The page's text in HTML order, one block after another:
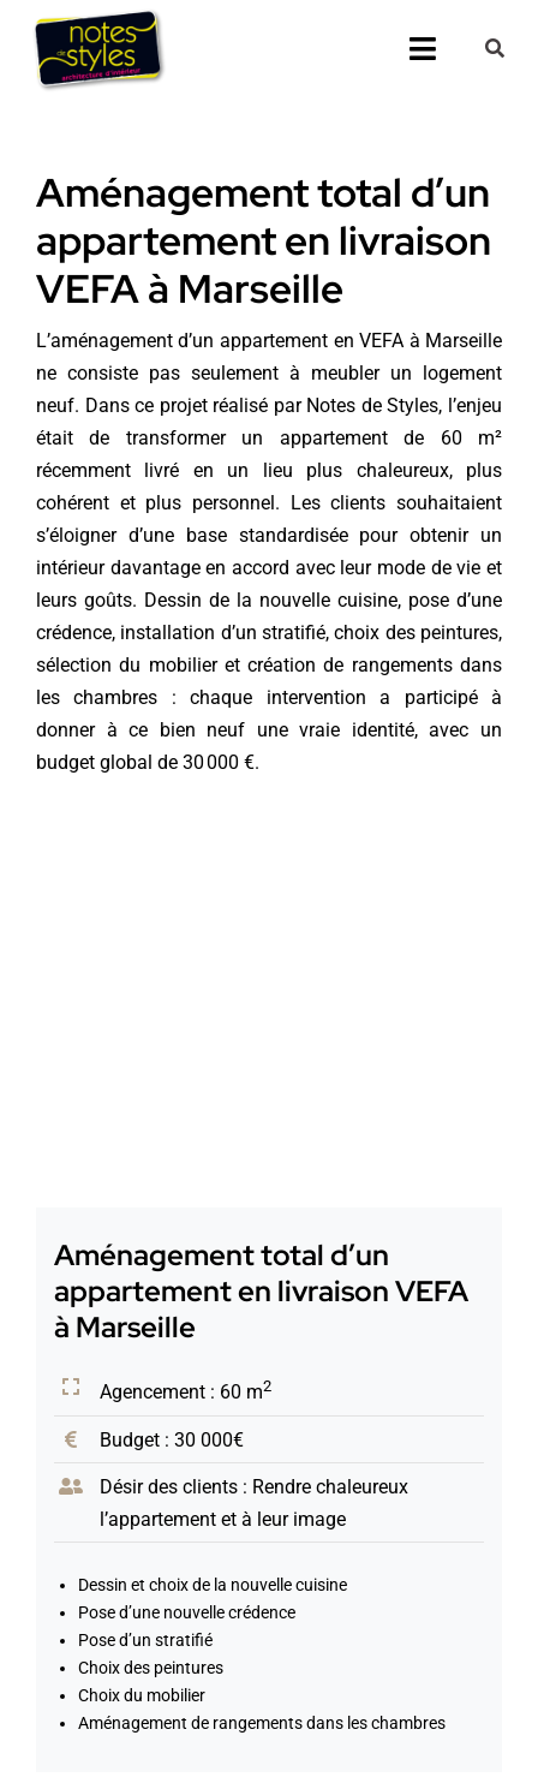
Passer
contenu
Toggle
Nos 25
Prestations
Nos
Notes de
Presse
Demander un
Contact
Aménagement total d’un
appartement en livraison
VEFA à Marseille
L’aménagement d’un appartement en VEFA à Marseille
ne consiste pas seulement à meubler un logement
neuf. Dans ce projet réalisé par Notes de Styles, l’enjeu
était de transformer un appartement de 60 m²
récemment livré en un lieu plus chaleureux, plus
cohérent et plus personnel. Les clients souhaitaient
s’éloigner d’une base standardisée pour obtenir un
intérieur davantage en accord avec leur mode de vie et
leurs goûts. Dessin de la nouvelle cuisine, pose d’une
crédence, installation d’un stratifié, choix des peintures,
sélection du mobilier et création de rangements dans
les chambres : chaque intervention a participé à
donner à ce bien neuf une vraie identité, avec un
budget global de 30 000 €.
Aménagement total d’un
appartement en livraison VEFA
à Marseille
Agencement : 60 m2
Budget : 30 000€
Désir des clients : Rendre chaleureux
l’appartement et à leur image
Dessin et choix de la nouvelle cuisine
Pose d’une nouvelle crédence
Pose d’un stratifié
Choix des peintures
Choix du mobilier
Aménagement de rangements dans les chambres